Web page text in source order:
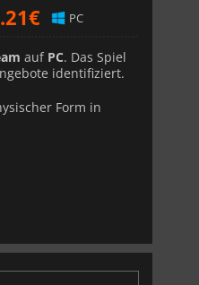
€ PC
auf PC. Das Spiel
identifiziert.
Form in